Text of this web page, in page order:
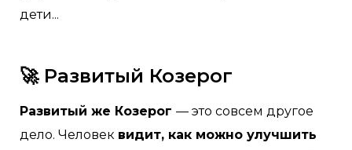
дети...
🚀 Развитый Козерог
Развитый же Козерог — это совсем другое
дело. Человек видит, как можно улучшить